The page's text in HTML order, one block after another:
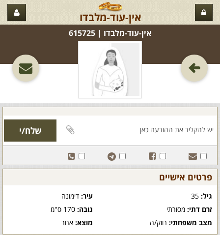
אין-עוד-מלבדו
אין-עוד-מלבדו‏ | 615725
פרטים אישיים
גיל: עיר:דימונה
זרם דתי: מסורתי גובה:170 ס"מ
מצב משפחתי: רווק/ה מוצא:אחר